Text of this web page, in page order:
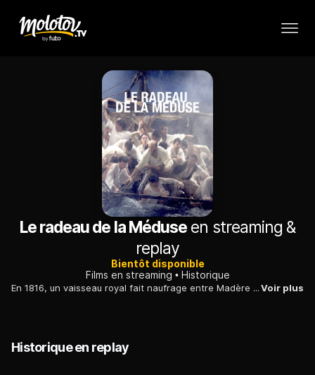
Le radeau de la Méduse en streaming &
replay
Bientôt disponible
Films en streaming
Historique
En 1816, un vaisseau royal fait naufrage entre Madère et le Portugal. Les survivants vivent alors un calvaire sur un radeau de fortune fabriqué à la hâte.Voir plus
Historique en replay